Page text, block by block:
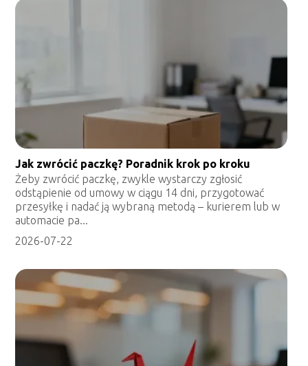
Jak zwrócić paczkę? Poradnik krok po kroku
Żeby zwrócić paczkę, zwykle wystarczy zgłosić
odstąpienie od umowy w ciągu 14 dni, przygotować
przesyłkę i nadać ją wybraną metodą – kurierem lub w
automacie pa...
2026-07-22